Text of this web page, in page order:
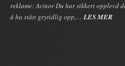
reklame: Avinor Du har sikkert opplevd
å ha stått grytidlig opp,… LES MER